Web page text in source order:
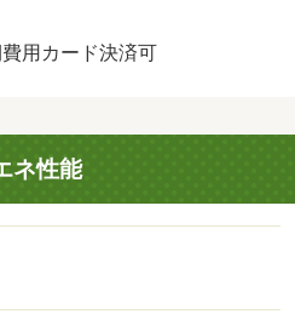
せない追い炊き機能付き。２
穏やかな生活ができます。生
ます。利便性の高い設備も充
きる令和２年築の物件です。
だけます。３口コンロの物件
て作れるので料理好きな人に
：加入要（家賃保証契約要／
消費税率１０％）＋毎月のお
用カード決済可
ネ性能